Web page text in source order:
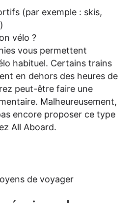
(par exemple : skis,
vélo ?
vous permettent
habituel. Certains trains
en dehors des heures de
peut-être faire une
Malheureusement,
encore proposer ce type
All Aboard.
de voyager